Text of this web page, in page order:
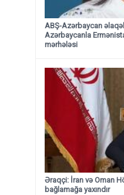
ABŞ-Azərbaycan
Azərbaycanla
mərhələsi
Əraqçi: İran və Oman
bağlamağa yaxındır